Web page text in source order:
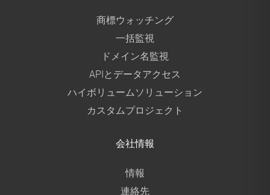
商標ウォッチング
一括監視
ドメイン名監視
APIとデータアクセス
ハイボリュームソリューション
カスタムプロジェクト
会社情報
情報
連絡先